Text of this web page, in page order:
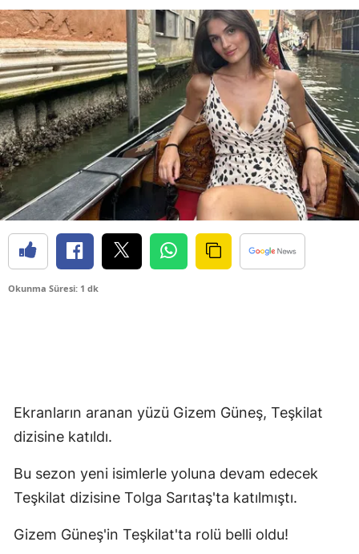
Okunma Süresi: 1 dk
Ekranların aranan yüzü Gizem Güneş, Teşkilat
dizisine katıldı.
Bu sezon yeni isimlerle yoluna devam edecek
Teşkilat dizisine Tolga Sarıtaş'ta katılmıştı.
Gizem Güneş'in Teşkilat'ta rolü belli oldu!